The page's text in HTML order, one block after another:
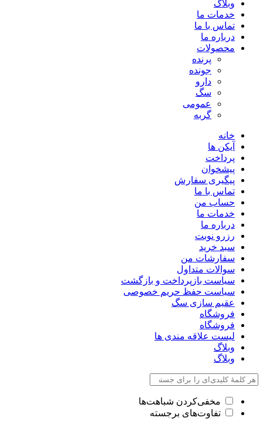
وبلاگ
خدمات ما
تماس با ما
درباره ما
محصولات
پرنده
جونده
دارو
سگ
عمومی
گربه
خانه
آیکن ها
پرداخت
پیشخوان
پیگیری سفارش
تماس با ما
حساب من
خدمات ما
درباره ما
رزرو نوبت
سبد خرید
سفارشات من
سوالات متداول
سیاست بازپرداخت و بازگشت
سیاست حفظ حریم خصوصی
عقیم سازی سگ
فروشگاه
فروشگاه
لیست علاقه مندی ها
وبلاگ
وبلاگ
مخفی‌کردن شباهت‌ها
تفاوت‌های برجسته